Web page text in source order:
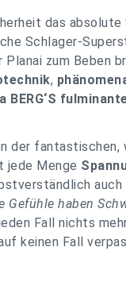
das absolute
Schlager-
zum Beben
,
BERG‘S
der fantastischen,
jede Menge
Gefühle haben
Fall nichts
keinen Fall